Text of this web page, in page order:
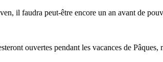
il faudra peut-être encore un an avant de
ouvertes pendant les vacances de